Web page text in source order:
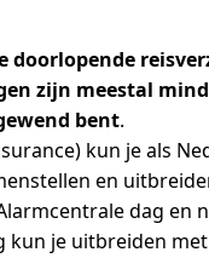
zijn meestal
bent.
kun je als
en
dag
je uitbreiden